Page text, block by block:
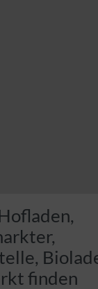
finden